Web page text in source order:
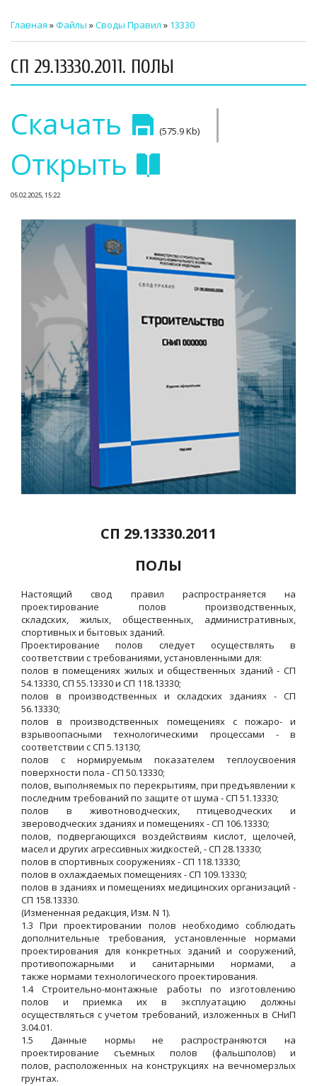
СТРОИТЕЛЬНЫЙ КОНТРОЛЬ
СТРОИТЕЛЬНЫЙ АУДИТ
НОРМАТИВНЫЕ ДОКУМЕНТЫ
РЕЕСТРЫ
Главная »Файлы »Своды Правил » 13330
СП 29.13330.2011. ПОЛЫ
Скачать (575.9 Kb) |
Открыть
05.02.2025, 15:22
СП 29.13330.2011
ПОЛЫ
Настоящий свод правил распространяется на
проектирование полов производственных,
складских, жилых, общественных, административных,
спортивных и бытовых зданий.
Проектирование полов следует осуществлять в
соответствии с требованиями, установленными для:
полов в помещениях жилых и общественных зданий - СП
54.13330, СП 55.13330 и СП 118.13330;
полов в производственных и складских зданиях - СП
56.13330;
полов в производственных помещениях с пожаро- и
взрывоопасными технологическими процессами - в
соответствии с СП 5.13130;
полов с нормируемым показателем теплоусвоения
поверхности пола - СП 50.13330;
полов, выполняемых по перекрытиям, при предъявлении к
последним требований по защите от шума - СП 51.13330;
полов в животноводческих, птицеводческих и
звероводческих зданиях и помещениях - СП 106.13330;
полов, подвергающихся воздействиям кислот, щелочей,
масел и других агрессивных жидкостей, - СП 28.13330;
полов в спортивных сооружениях - СП 118.13330;
полов в охлаждаемых помещениях - СП 109.13330;
полов в зданиях и помещениях медицинских организаций -
СП 158.13330.
(Измененная редакция, Изм. N 1).
1.3 При проектировании полов необходимо соблюдать
дополнительные требования, установленные нормами
проектирования для конкретных зданий и сооружений,
противопожарными и санитарными нормами, а
также нормами технологического проектирования.
1.4 Строительно-монтажные работы по изготовлению
полов и приемка их в эксплуатацию должны
осуществляться с учетом требований, изложенных в СНиП
3.04.01.
1.5 Данные нормы не распространяются на
проектирование съемных полов (фальшполов) и
полов, расположенных на конструкциях на вечномерзлых
грунтах.